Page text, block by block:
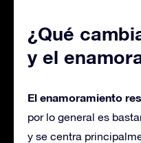
¿Qué
y el
El enamoramiento
por lo general es
y se centra